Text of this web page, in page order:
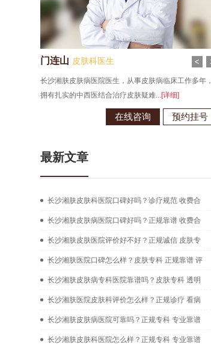
门连山 皮肤科医生
长沙湘肤皮肤病医院医生，从事皮肤病临床工作多年，
拥有扎实的中西医结合治疗皮肤疑难...[详细]
在线咨询 预约挂号
最新文章
长沙湘肤皮肤科医院口碑好吗？诊疗规范 收费合
长沙湘肤皮肤病医院口碑好吗？正规靠谱 收费合
长沙湘肤皮肤医院评价好不好？正规诚信 皮肤专
长沙湘肤医院口碑怎么样？皮肤专科 正规靠谱 评
长沙湘肤皮肤病专科医院靠谱吗？皮肤专科 透明
长沙湘肤医院皮肤科评价怎么样？正规诊疗 看病
长沙湘肤皮肤病医院可靠吗？正规专科 专业靠谱
长沙湘肤皮肤科医院怎么样？正规专科 专业靠谱